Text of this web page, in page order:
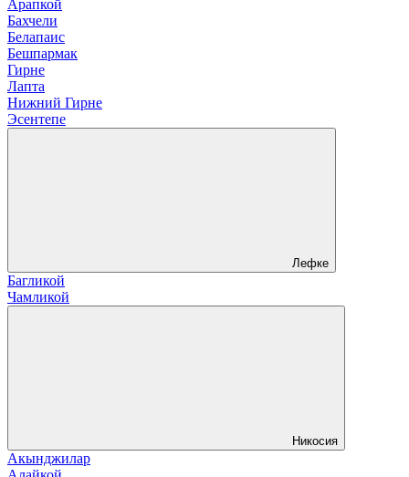
Арапкой
Бахчели
Белапаис
Бешпармак
Гирне
Лапта
Нижний Гирне
Эсентепе
Лефке
Багликой
Чамликой
Никосия
Акынджилар